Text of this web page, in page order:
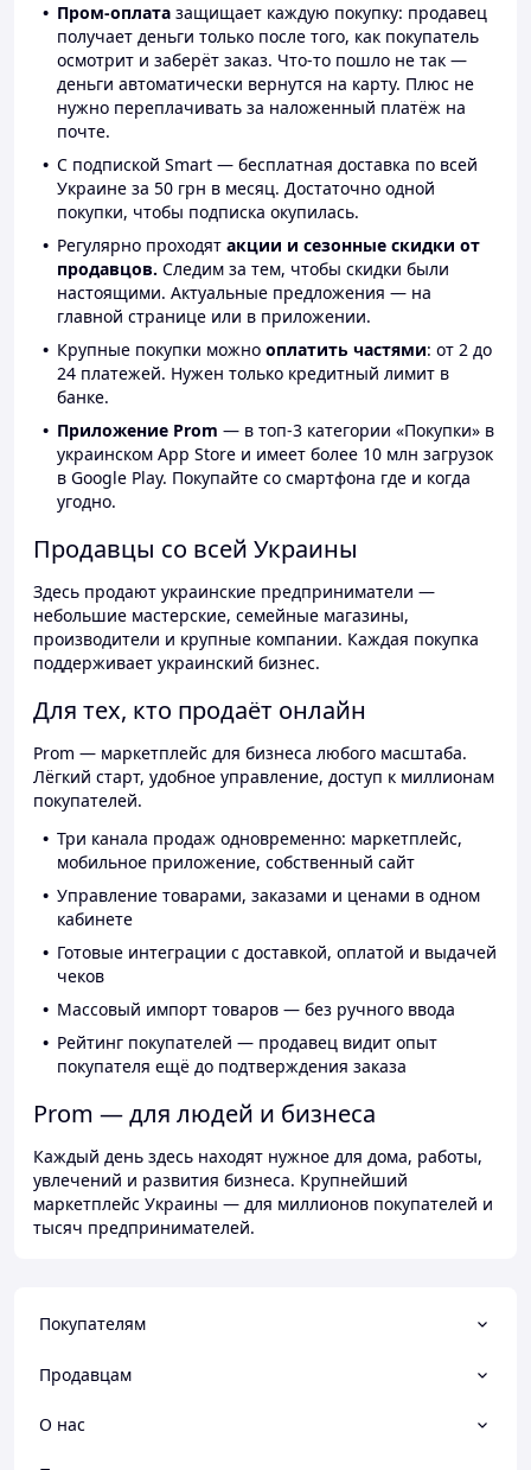
Пром-оплата защищает каждую покупку: продавец
получает деньги только после того, как покупатель
осмотрит и заберёт заказ. Что-то пошло не так —
деньги автоматически вернутся на карту. Плюс не
нужно переплачивать за наложенный платёж на
почте.
С подпиской Smart — бесплатная доставка по всей
Украине за 50 грн в месяц. Достаточно одной
покупки, чтобы подписка окупилась.
Регулярно проходят акции и сезонные скидки от
продавцов. Следим за тем, чтобы скидки были
настоящими. Актуальные предложения — на
главной странице или в приложении.
Крупные покупки можно оплатить частями: от 2 до
24 платежей. Нужен только кредитный лимит в
банке.
Приложение Prom — в топ-3 категории «Покупки» в
украинском App Store и имеет более 10 млн загрузок
в Google Play. Покупайте со смартфона где и когда
угодно.
Продавцы со всей Украины
Здесь продают украинские предприниматели —
небольшие мастерские, семейные магазины,
производители и крупные компании. Каждая покупка
поддерживает украинский бизнес.
Для тех, кто продаёт онлайн
Prom — маркетплейс для бизнеса любого масштаба.
Лёгкий старт, удобное управление, доступ к миллионам
покупателей.
Три канала продаж одновременно: маркетплейс,
мобильное приложение, собственный сайт
Управление товарами, заказами и ценами в одном
кабинете
Готовые интеграции с доставкой, оплатой и выдачей
чеков
Массовый импорт товаров — без ручного ввода
Рейтинг покупателей — продавец видит опыт
покупателя ещё до подтверждения заказа
Prom — для людей и бизнеса
Каждый день здесь находят нужное для дома, работы,
увлечений и развития бизнеса. Крупнейший
маркетплейс Украины — для миллионов покупателей и
тысяч предпринимателей.
Покупателям
Продавцам
О нас